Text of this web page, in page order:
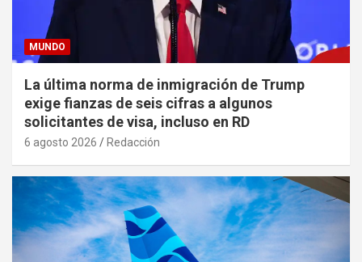
MUNDO
La última norma de inmigración de Trump
exige fianzas de seis cifras a algunos
solicitantes de visa, incluso en RD
6 agosto 2026 Redacción